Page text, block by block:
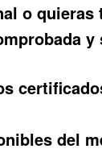
o
del